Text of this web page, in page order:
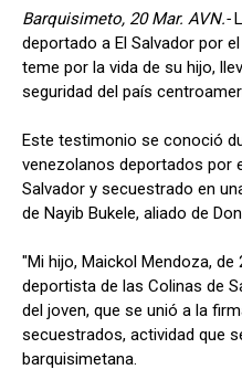
Barquisimeto, 20 Mar. AVN.-
deportado a El Salvador por
teme por la vida de su hijo,
seguridad del país
Este testimonio se conoció
venezolanos deportados por
Salvador y secuestrado en
de Nayib Bukele, aliado de
"Mi hijo, Maickol Mendoza,
deportista de las Colinas de
del joven, que se unió a la
secuestrados, actividad que
barquisimetana.